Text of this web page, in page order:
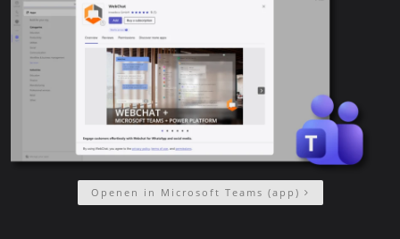
Openen in Microsoft Teams (app)